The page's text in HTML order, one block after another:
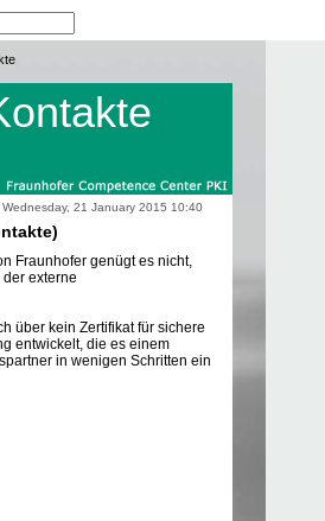
21 January 2015 10:40
Fraunhofer genügt es nicht,
externe
über kein Zertifikat für sichere
entwickelt, die es einem
in wenigen Schritten ein